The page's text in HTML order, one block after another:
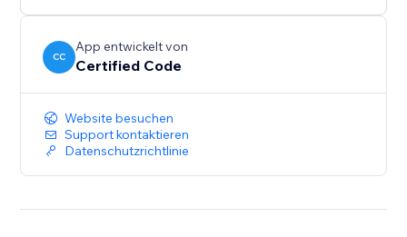
CC
App entwickelt von
Certified Code
Website besuchen
Support kontaktieren
Datenschutzrichtlinie